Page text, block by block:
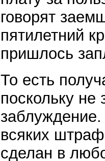
говорят
пятилетний
пришлось
То есть
поскольку не
всяких
сделан в